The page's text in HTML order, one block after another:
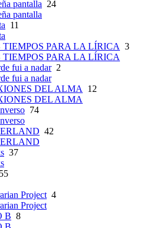
pantalla 24
pantalla
11
PARA LA LÍRICA 3
PARA LA LÍRICA
fui a nadar2
fui a nadar
DEL ALMA
12
DEL ALMA
74
42
37
Project 4
Project
B 8